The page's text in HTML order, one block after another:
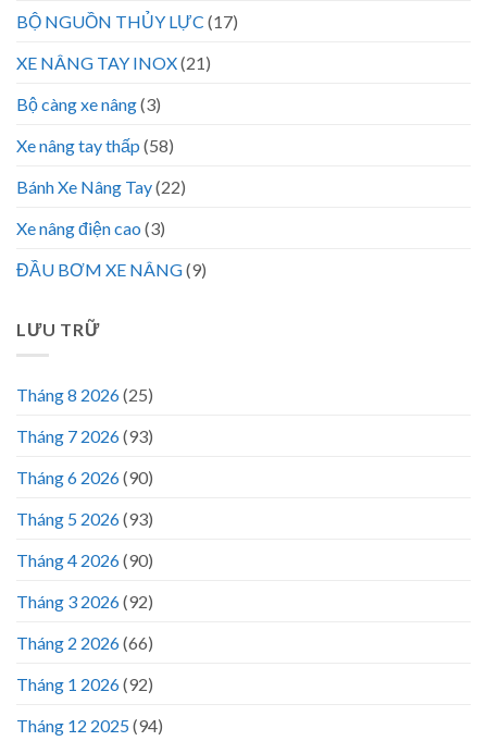
BỘ NGUỒN THỦY LỰC (17)
XE NÂNG TAY INOX(21)
Bộ càng xe nâng(3)
Xe nâng tay thấp (58)
Bánh Xe Nâng Tay(22)
Xe nâng điện cao (3)
ĐẦU BƠM XE NÂNG(9)
LƯU TRỮ
Tháng 8 2026(25)
Tháng 7 2026(93)
Tháng 6 2026(90)
Tháng 5 2026(93)
Tháng 4 2026(90)
Tháng 3 2026(92)
Tháng 2 2026(66)
Tháng 1 2026(92)
Tháng 12 2025(94)